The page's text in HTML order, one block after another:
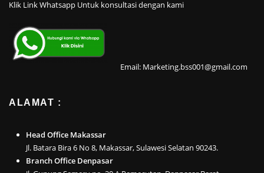
Klik Link Whatsapp Untuk konsultasi dengan kami
Email: Marketing.bss001@gmail.com
ALAMAT :
Head Office Makassar
Jl. Batara Bira 6 No 8, Makassar, Sulawesi Selatan 90243.
Branch Office Denpasar